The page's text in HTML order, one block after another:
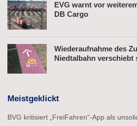
EVG warnt vor
DB Cargo
Wiederaufnahme des
Niedtalbahn verschiebt
Meistgeklickt
BVG kritisiert „FreiFahren“-App als